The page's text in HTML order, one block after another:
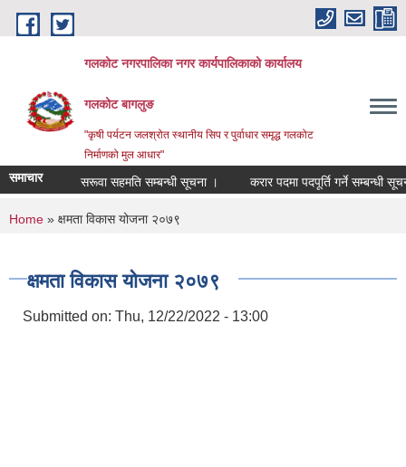
Skip to main content
गलकोट नगरपालिका नगर कार्यपालिकाको कार्यालय
गलकोट बागलुङ
"कृषी पर्यटन जलश्रोत स्थानीय सिप र पुर्वाधार समृद्ध गलकोट
निर्माणको मुल आधार"
समाचार सरूवा सहमति सम्बन्धी सूचना । करार पदमा पदपूर्ति गर्ने सम्बन्धी
You are here
Home » क्षमता विकास योजना २०७९
क्षमता विकास योजना २०७९
Submitted on: Thu, 12/22/2022 - 13:00